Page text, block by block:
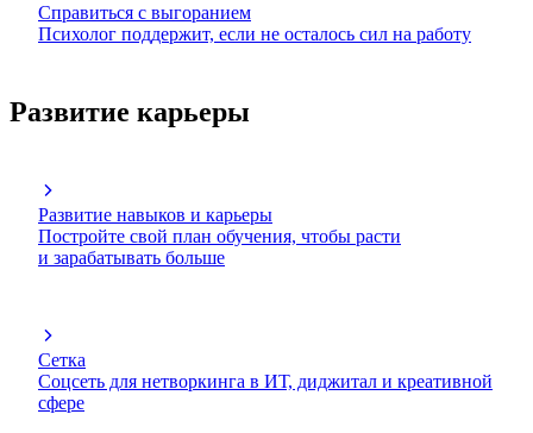
Справиться с выгоранием
Психолог поддержит, если не осталось сил на работу
Развитие карьеры
Развитие навыков и карьеры
Постройте свой план обучения, чтобы расти
и зарабатывать больше
Сетка
Соцсеть для нетворкинга в ИТ, диджитал и креативной
сфере